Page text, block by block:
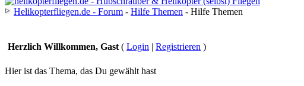
Helikopterfliegen.de - Forum - Hilfe Themen - Hilfe Themen
Herzlich Willkommen, Gast ( Login | Registrieren )
Hier ist das Thema, das Du gewählt hast